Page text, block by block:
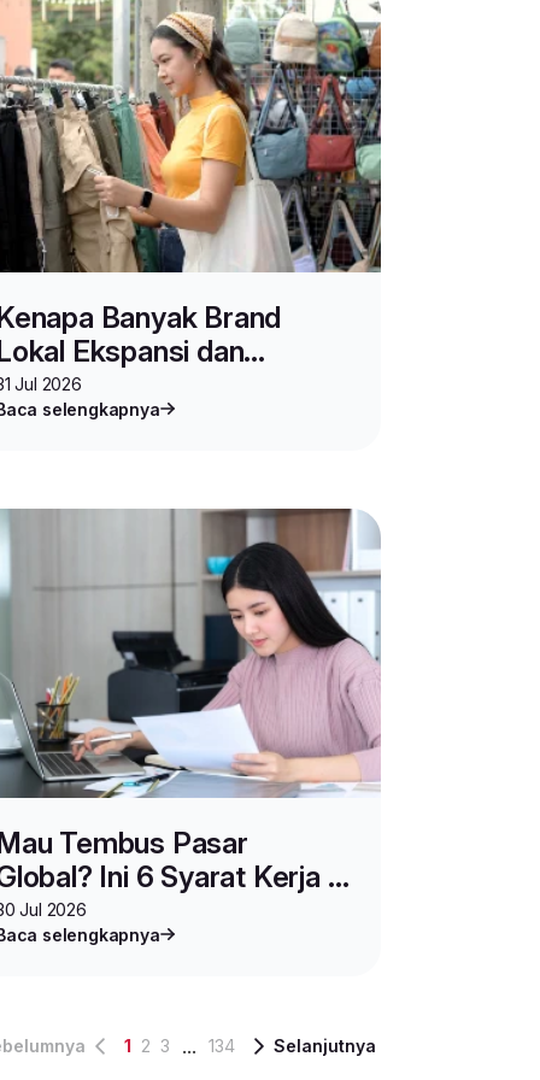
Banyak Brand
Ekspansi dan
di Malaysia?
Jul 2026
selengkapnya
Tembus Pasar
Ini 6 Syarat Kerja &
di Luar Negeri!
Jul 2026
selengkapnya
1 2 3 ... 134 Selanjutnya